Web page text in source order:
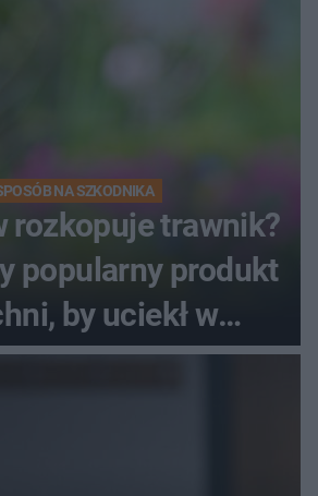
NA SZKODNIKA
rozkopuje trawnik?
popularny produkt
by uciekł w
popłochu